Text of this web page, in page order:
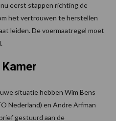
eerst stappen richting de
het vertrouwen te herstellen
leiden. De voermaatregel moet
situatie hebben Wim Bens
Nederland) en Andre Arfman
gestuurd aan de